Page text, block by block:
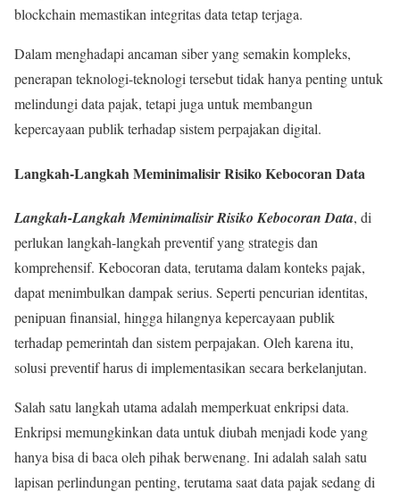
blockchain memastikan integritas data tetap terjaga.
Dalam menghadapi ancaman siber yang semakin kompleks,
penerapan teknologi-teknologi tersebut tidak hanya penting untuk
melindungi data pajak, tetapi juga untuk membangun
kepercayaan publik terhadap sistem perpajakan digital.
Langkah-Langkah Meminimalisir Risiko Kebocoran Data
Langkah-Langkah Meminimalisir Risiko Kebocoran Data, di
perlukan langkah-langkah preventif yang strategis dan
komprehensif. Kebocoran data, terutama dalam konteks pajak,
dapat menimbulkan dampak serius. Seperti pencurian identitas,
penipuan finansial, hingga hilangnya kepercayaan publik
terhadap pemerintah dan sistem perpajakan. Oleh karena itu,
solusi preventif harus di implementasikan secara berkelanjutan.
Salah satu langkah utama adalah memperkuat enkripsi data.
Enkripsi memungkinkan data untuk diubah menjadi kode yang
hanya bisa di baca oleh pihak berwenang. Ini adalah salah satu
lapisan perlindungan penting, terutama saat data pajak sedang di